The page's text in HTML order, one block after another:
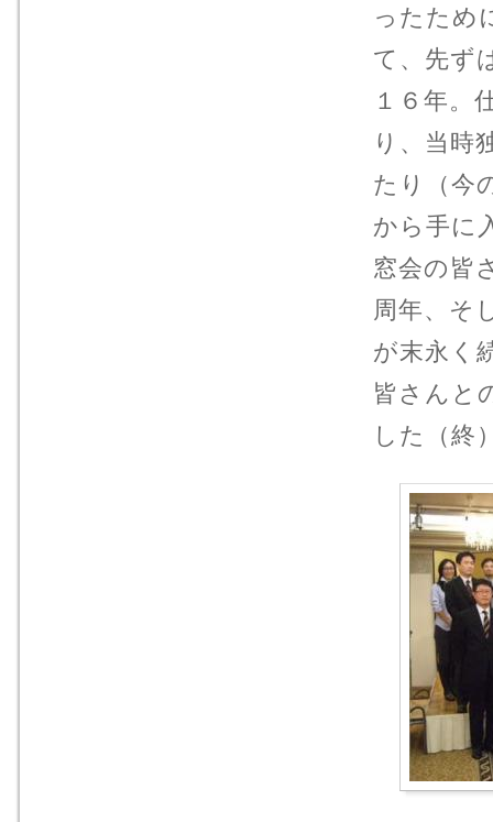
ったため
て、先ず
１６年。
り、当時
たり（今
から手に
窓会の皆
周年、そ
が末永く
皆さんと
した（終